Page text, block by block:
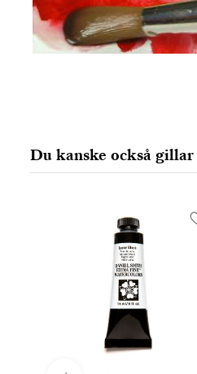
Du kanske också gillar